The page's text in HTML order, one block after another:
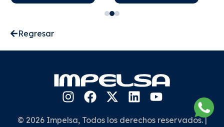
Regresar
© 2026 Impelsa, Todos los derechos reservados. |